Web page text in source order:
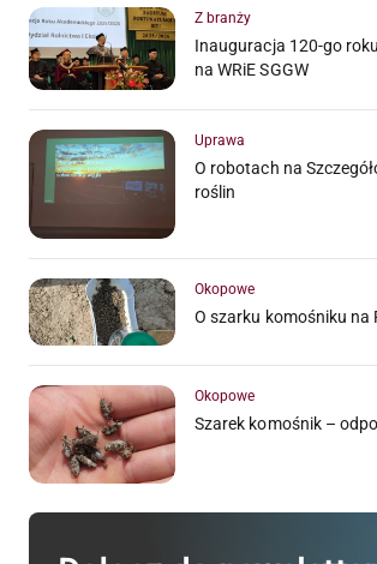
Z branży
Inauguracja 120-go
na WRiE SGGW
Uprawa
O robotach na
roślin
Okopowe
O szarku komośniku na
Okopowe
Szarek komośnik –